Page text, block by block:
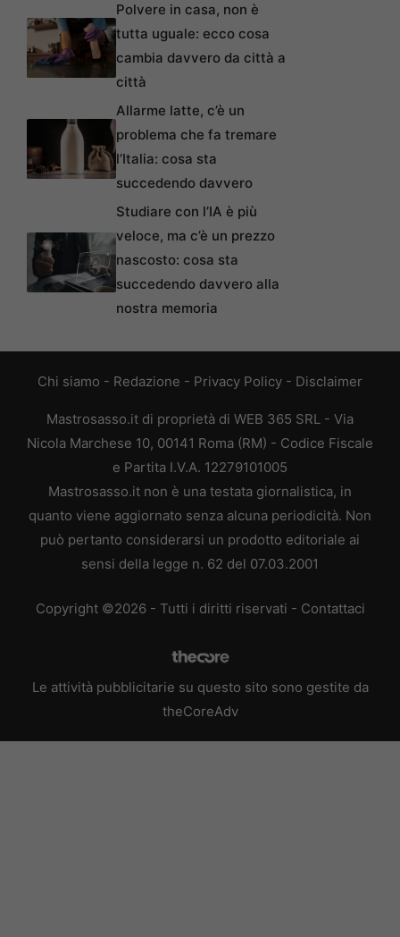
Polvere in casa, non è
tutta uguale: ecco cosa
cambia davvero da città a
città
Allarme latte, c’è un
problema che fa tremare
l’Italia: cosa sta
succedendo davvero
Studiare con l’IA è più
veloce, ma c’è un prezzo
nascosto: cosa sta
succedendo davvero alla
nostra memoria
Chi siamo - Redazione - Privacy Policy - Disclaimer
Mastrosasso.it di proprietà di WEB 365 SRL - Via
Nicola Marchese 10, 00141 Roma (RM) - Codice Fiscale
e Partita I.V.A. 12279101005
Mastrosasso.it non è una testata giornalistica, in
quanto viene aggiornato senza alcuna periodicità. Non
può pertanto considerarsi un prodotto editoriale ai
sensi della legge n. 62 del 07.03.2001
Copyright ©2026 - Tutti i diritti riservati - Contattaci
Le attività pubblicitarie su questo sito sono gestite da
theCoreAdv